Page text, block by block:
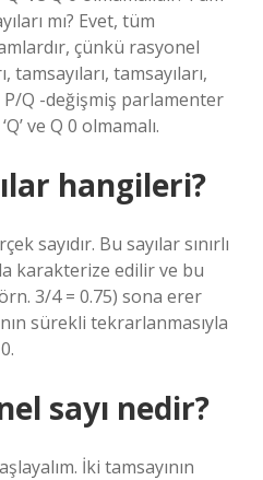
mı? Evet, tüm
çünkü rasyonel
tamsayıları, tamsayıları,
P/Q -değişmiş parlamenter
ve Q 0 olmamalı.
hangileri?
sayıdır. Bu sayılar sınırlı
karakterize edilir ve bu
3/4 = 0.75) sona erer
sürekli tekrarlanmasıyla
sayı nedir?
İki tamsayının